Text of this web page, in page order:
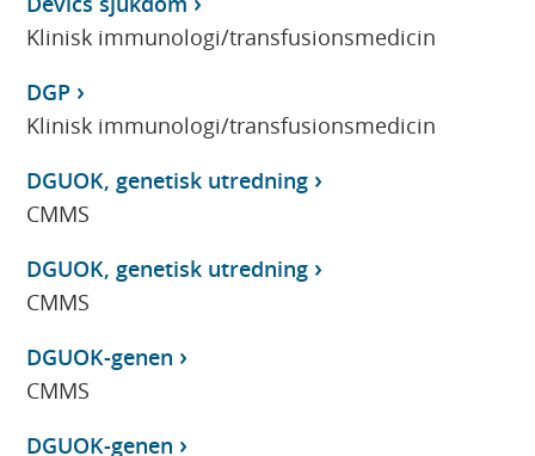
Klinisk immunologi/transfusionsmedicin
DGP
Klinisk immunologi/transfusionsmedicin
DGUOK, genetisk utredning
CMMS
DGUOK, genetisk utredning
CMMS
DGUOK-genen
CMMS
DGUOK-genen